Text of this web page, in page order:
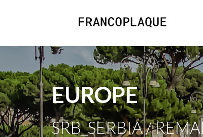
EUROPE
SRB_SERBIA /